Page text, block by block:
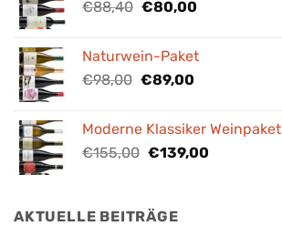
€88,40 Ursprünglicher
€88,40
€80,00Aktueller
€80,00.
Naturwein-Paket
€98,00 Ursprünglicher
€98,00
€89,00Aktueller
€89,00.
Moderne Klassiker Weinpaket
€155,00 Ursprünglicher
€155,00
€139,00Aktueller
AKTUELLE BEITRÄGE